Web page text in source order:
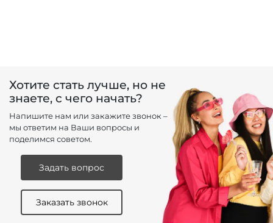
Хотите стать лучше, но не
знаете, с чего начать?
Напишите нам или закажите звонок –
мы ответим на Ваши вопросы и
поделимся советом.
Задать вопрос
Заказать звонок